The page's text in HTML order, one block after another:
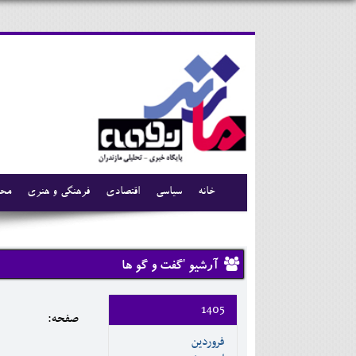
فرهنگی و هنری اقتصادی سیاسی خانه
آرشیو 'گفت و گو ها
صفحه:
1405
فروردين